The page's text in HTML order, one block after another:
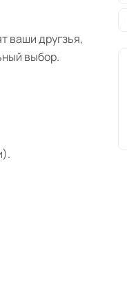
ваши другзья,
выбор.